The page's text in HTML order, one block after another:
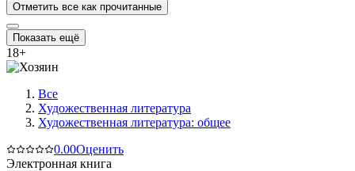
Отметить все как прочитанные
Показать ещё
18+
Все
Художественная литература
Художественная литература: общее
0.00Оценить
Электронная книга